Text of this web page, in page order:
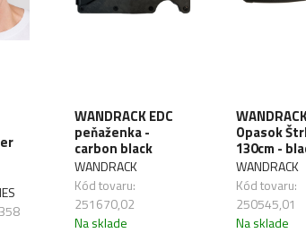
WANDRACK EDC
peňaženka -
carbon black
WANDRACK
Kód tovaru:
251670,02
Na sklade
Opasok
130cm -
WANDRACK
Kód tovaru:
250545,01
Na sklade